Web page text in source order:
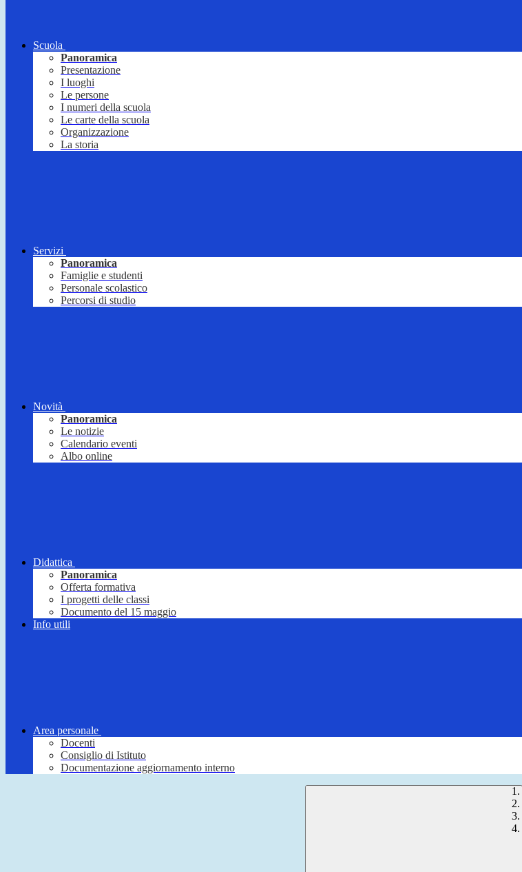
Scuola
Panoramica
Presentazione
I luoghi
Le persone
I numeri della scuola
Le carte della scuola
Organizzazione
La storia
Servizi
Panoramica
Famiglie e studenti
Personale scolastico
Percorsi di studio
Novità
Panoramica
Le notizie
Calendario eventi
Albo online
Didattica
Panoramica
Offerta formativa
I progetti delle classi
Documento del 15 maggio
Info utili
Area personale
Docenti
Consiglio di Istituto
Documentazione aggiornamento interno